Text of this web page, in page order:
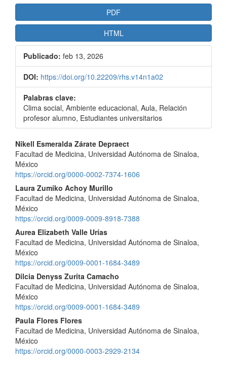
PDF
HTML
Publicado: feb 13, 2026
DOI: https://doi.org/10.22209/rhs.v14n1a02
Palabras clave:
Clima social, Ambiente educacional, Aula, Relación
profesor alumno, Estudiantes universitarios
Contenido
principal
del
artículo
Nikell Esmeralda Zárate Depraect
Facultad de Medicina, Universidad Autónoma de Sinaloa,
México
https://orcid.org/0000-0002-7374-1606
Laura Zumiko Achoy Murillo
Facultad de Medicina, Universidad Autónoma de Sinaloa,
México
https://orcid.org/0009-0009-8918-7388
Aurea Elizabeth Valle Urías
Facultad de Medicina, Universidad Autónoma de Sinaloa,
México
https://orcid.org/0009-0001-1684-3489
Dilcia Denyss Zurita Camacho
Facultad de Medicina, Universidad Autónoma de Sinaloa,
México
https://orcid.org/0009-0001-1684-3489
Paula Flores Flores
Facultad de Medicina, Universidad Autónoma de Sinaloa,
México
https://orcid.org/0000-0003-2929-2134